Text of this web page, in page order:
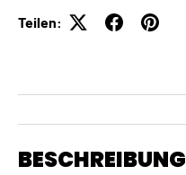
Teilen:
BESCHREIBUNG